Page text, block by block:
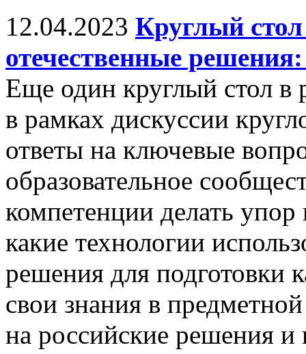
12.04.2023 Круглый
отечественные
Еще один круглый стол в
в рамках дискуссии
ответы на ключевые
образовательное
компетенции делать упор
какие технологии
решения для подготовки
свои знания в
на российские решения